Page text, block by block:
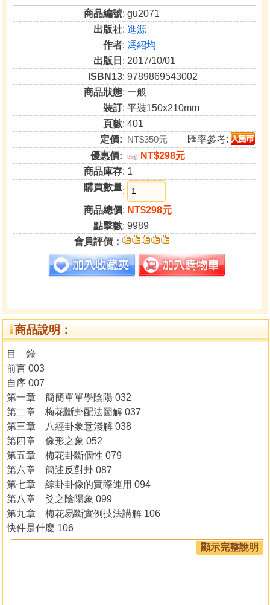
商品編號: gu2071
出版社:進源
作者: 馮紹均
出版日 : 2017/10/01
ISBN13: 9789869543002
商品狀態: 一般
裝訂: 平裝150x210mm
頁數: 401
定價: NT$350元
匯率參考:
優惠價:
85折
NT$298元
商品庫存: 1
購買數量:
商品總價: NT$298元
點擊數: 9989
會員評價：
商品說明：
目 錄
前言 003
自序 007
第一章 簡簡單單學陰陽 032
第二章 梅花斷卦配法圖解 037
第三章 八經卦象意淺解 038
第四章 像形之象 052
第五章 梅花卦斷個性 079
第六章 簡述反對卦 087
第七章 綜卦卦像的實際運用 094
第八章 爻之陰陽象 099
第九章 梅花易斷實例技法講解 106
快件是什麼 106
死裡逃生 109
顯示完整說明